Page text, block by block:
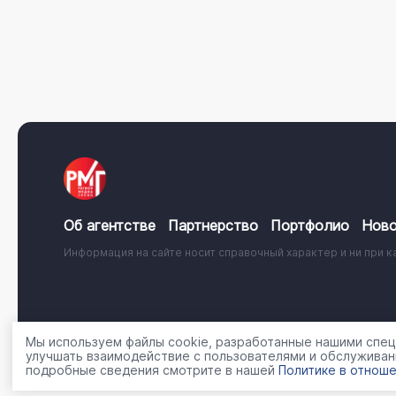
Об агентстве Партнерство Портфолио
Информация на сайте носит справочный характер и ни при
© 2001 - 2026, ООО «Регион Медиа Групп» Политика
Мы используем файлы cookie, разработанные нашими
улучшать взаимодействие с пользователями и
подробные сведения смотрите в нашей Политике в